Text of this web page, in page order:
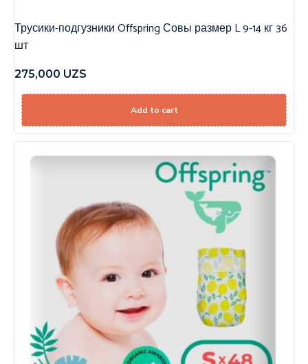
Трусики-подгузники Offspring Совы размер L 9-14 кг 36
шт
275,000 UZS
Add to cart